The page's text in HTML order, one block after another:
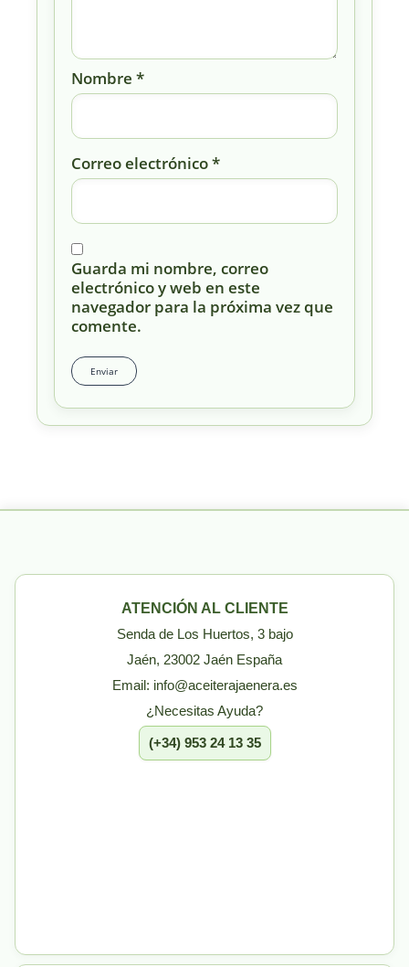
Nombre *
Correo electrónico*
Guarda mi nombre, correo
electrónico y web en este
navegador para la próxima vez que
comente.
ATENCIÓN AL CLIENTE
Senda de Los Huertos, 3 bajo
Jaén, 23002 Jaén España
Email: info@aceiterajaenera.es
¿Necesitas Ayuda?
(+34) 953 24 13 35